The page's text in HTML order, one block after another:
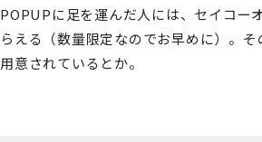
POPUPに足を運んだ人には、セイコー
らえる（数量限定なのでお早めに）。
用意されているとか。